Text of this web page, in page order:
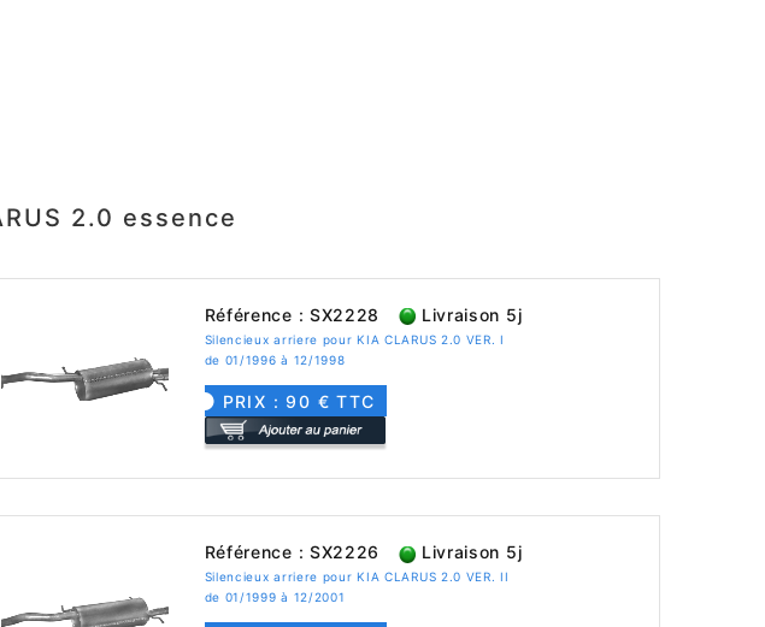
2.0 essence
Référence : SX2228 Livraison 5j
Silencieux arriere pour KIA CLARUS 2.0 VER. I
de 01/1996 à 12/1998
PRIX : 90 € TTC
Référence : SX2226 Livraison 5j
Silencieux arriere pour KIA CLARUS 2.0 VER. II
de 01/1999 à 12/2001